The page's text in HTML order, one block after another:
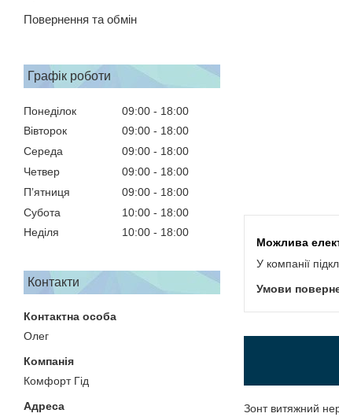
Повернення та обмін
Графік роботи
Понеділок 09:00
18:00
Вівторок
09:00
18:00
Середа
09:00
18:00
Четвер
09:00
18:00
Пʼятниця
09:00
18:00
Субота
10:00
18:00
Неділя
10:00 18:00
Контакти
Олег
Комфорт Гід
У компанії
Зонт витяжний